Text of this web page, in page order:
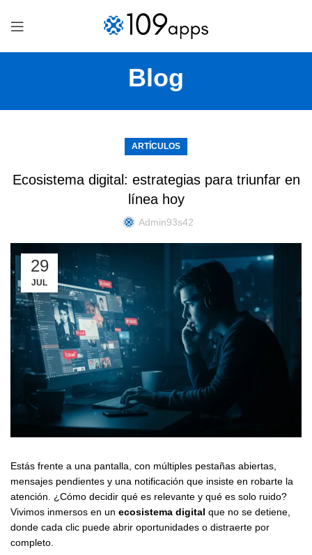
Blog
ARTÍCULOS
Ecosistema digital: estrategias para triunfar en
línea hoy
Admin93s42
29
JUL
Estás frente a una pantalla, con múltiples pestañas abiertas,
mensajes pendientes y una notificación que insiste en robarte la
atención. ¿Cómo decidir qué es relevante y qué es solo ruido?
Vivimos inmersos en un ecosistema digital que no se detiene,
donde cada clic puede abrir oportunidades o distraerte por
completo.